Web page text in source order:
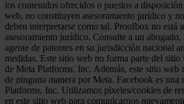
los contenidos ofrecidos o puestos a
web, no constituyen asesoramiento jurídico y
deben interpretarse como tal. Proofbox no está
asesoramiento jurídico. Consulte a un abogado,
agente de patentes en su jurisdicción nacional
medidas. Este sitio web no forma parte del
de Meta Platforms, Inc. Además, este sitio web
de ninguna manera por Meta. Facebook es una
Platforms, Inc. Utilizamos píxeles/cookies de
en este sitio web para comunicarnos